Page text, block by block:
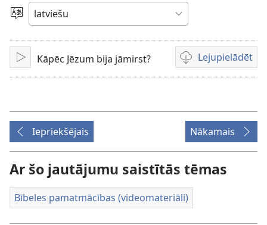
video
Izvēlieties
valodu
Atskaņot
Kāpēc Jēzum bija jāmirst? Lejupielādēt
Video
lejupielādes
Iepriekšējais Nākamais
Ar šo jautājumu saistītās tēmas
Bībeles pamatmācības (videomateriāli)